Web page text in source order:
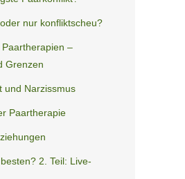
nur konfliktscheu?
–
Grenzen
und Narzissmus
Paartherapie
2. Teil: Live-